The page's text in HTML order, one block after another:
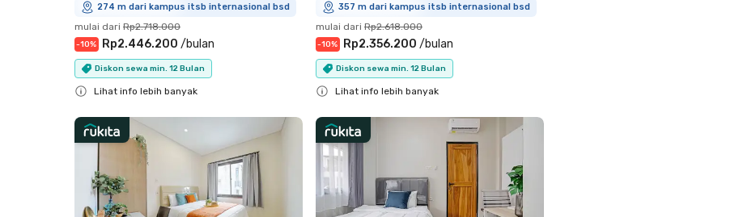
274 m dari kampus itsb internasional bsd
mulai dari Rp2.718.000
-10% Rp2.446.200 /bulan
Diskon sewa min. 12 Bulan
Lihat info lebih banyak
357 m dari kampus itsb internasional bsd
mulai dari Rp2.618.000
-10% Rp2.356.200 /bulan
Diskon sewa min. 12 Bulan
Lihat info lebih banyak